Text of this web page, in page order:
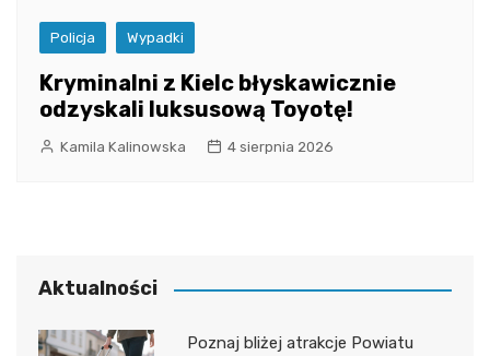
Policja Wypadki
Kryminalni z Kielc błyskawicznie
odzyskali luksusową Toyotę!
Kamila Kalinowska 4 sierpnia 2026
Aktualności
Poznaj bliżej atrakcje Powiatu